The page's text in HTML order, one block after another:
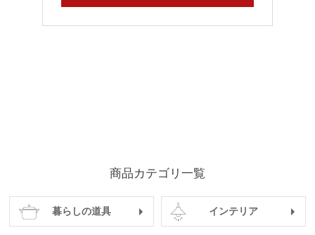
商品カテゴリ一覧
暮らしの道具 インテリア